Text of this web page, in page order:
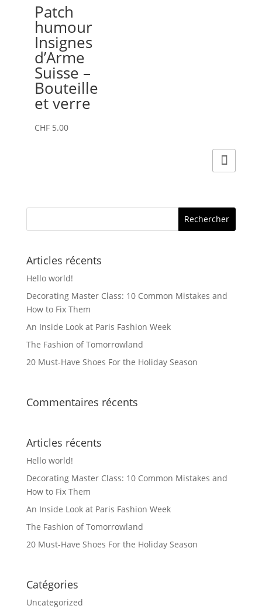
Patch
humour
Insignes
d’Arme
Suisse –
Bouteille
et verre
CHF5.00
Articles récents
Hello world!
Decorating Master Class: 10 Common Mistakes and
How to Fix Them
An Inside Look at Paris Fashion Week
The Fashion of Tomorrowland
20 Must-Have Shoes For the Holiday Season
Commentaires récents
Articles récents
Hello world!
Decorating Master Class: 10 Common Mistakes and
How to Fix Them
An Inside Look at Paris Fashion Week
The Fashion of Tomorrowland
20 Must-Have Shoes For the Holiday Season
Catégories
Uncategorized